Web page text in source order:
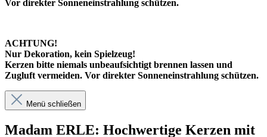
Vor direkter Sonneneinstrahlung schützen.
ACHTUNG!
Nur Dekoration, kein Spielzeug!
Kerzen bitte niemals unbeaufsichtigt brennen lassen und
Zugluft vermeiden. Vor direkter Sonneneinstrahlung schützen.
Menü schließen
Madam ERLE: Hochwertige Kerzen mit